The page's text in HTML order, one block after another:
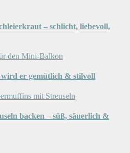
– schlicht, liebevoll,
er gemütlich & stilvoll
backen – süß, säuerlich &